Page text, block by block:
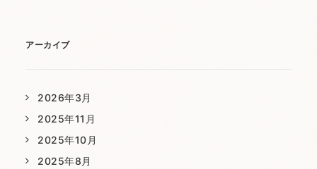
アーカイブ
2026年3月
2025年11月
2025年10月
2025年8月